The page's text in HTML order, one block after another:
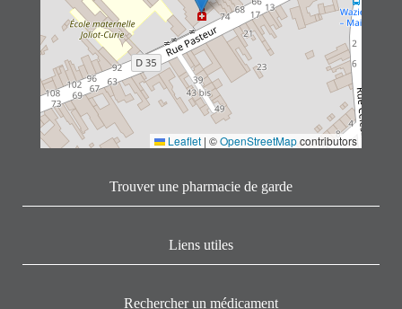
Leaflet | ©OpenStreetMapcontributors
Trouver une pharmacie de garde
Liens utiles
Rechercher un médicament